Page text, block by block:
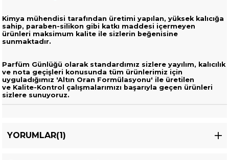
Kimya mühendisi tarafından üretimi yapılan, yüksek kalıcığa
sahip, paraben-silikon gibi katkı maddesi içermeyen
ürünleri maksimum kalite ile sizlerin beğenisine
sunmaktadır.
Parfüm Günlüğü olarak standardımız sizlere yayılım, kalıcılık
ve nota geçişleri konusunda tüm ürünlerimiz için
uyguladığımız 'Altın Oran Formülasyonu' ile üretilen
ve Kalite-Kontrol çalışmalarımızı başarıyla geçen ürünleri
sizlere sunuyoruz.
YORUMLAR(1)